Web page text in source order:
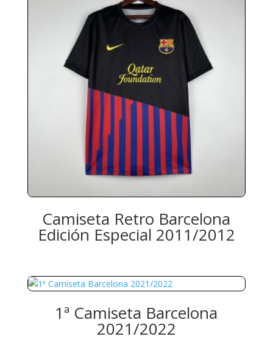
Camiseta Retro Barcelona
Edición Especial 2011/2012
1ª Camiseta Barcelona
2021/2022